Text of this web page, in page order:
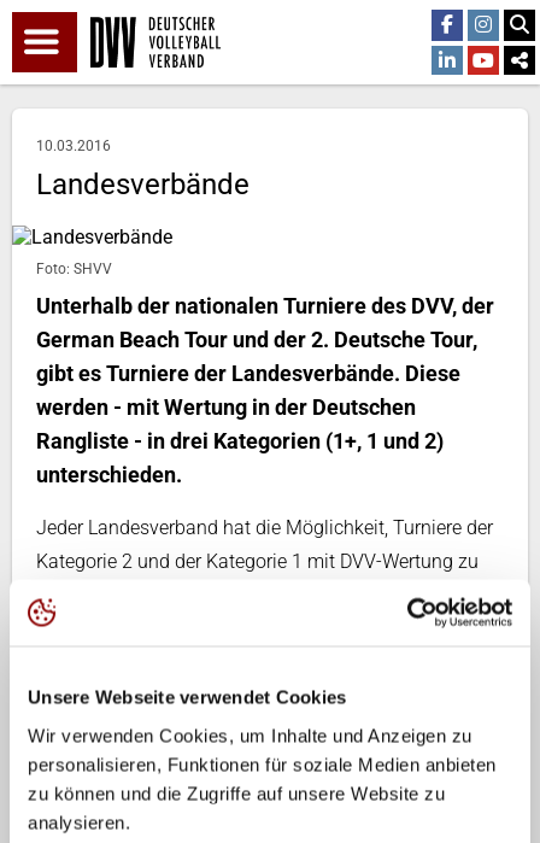
Unsere Webseite verwendet Cookies
Wir verwenden Cookies, um Inhalte und Anzeigen zu
personalisieren, Funktionen für soziale Medien anbieten
zu können und die Zugriffe auf unsere Website zu
analysieren.
10.03.2016
Landesverbände
Foto: SHVV
Unterhalb der nationalen Turniere des DVV, der
German Beach Tour und der 2. Deutsche Tour,
gibt es Turniere der Landesverbände. Diese
werden - mit Wertung in der Deutschen
Rangliste - in drei Kategorien (1+, 1 und 2)
unterschieden.
Jeder Landesverband hat die Möglichkeit, Turniere der
Kategorie 2 und der Kategorie 1 mit DVV-Wertung zu
veranstalten. Bei Turnieren der Kategorie 1+ und
Kategorie 1 werden DVV-Ranglistenpunkte bis Platz 17
sieben Plätze.
Unter den Links zu den Landesverbänden findet ihr die
Turniere der einzelnen Regionen.